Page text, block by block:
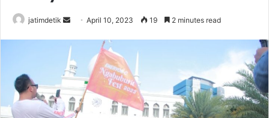
jatimdetik
Send
email
April 10, 2023 19 2 minutes read